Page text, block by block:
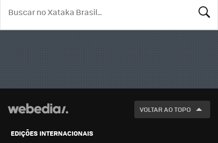
VOLTAR AO TOPO
EDIÇÕES INTERNACIONAIS